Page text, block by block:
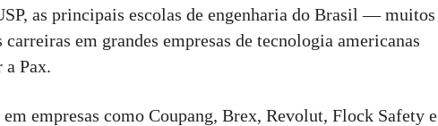
as principais escolas de engenharia do Brasil — muitos
em grandes empresas de tecnologia americanas
a Pax.
empresas como Coupang, Brex, Revolut, Flock Safety e